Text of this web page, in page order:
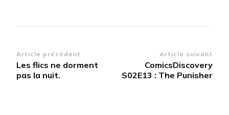
Navigation
d’article
Article précédent
Les flics ne dorment
pas la nuit.
Article suivant
ComicsDiscovery
S02E13 : The Punisher